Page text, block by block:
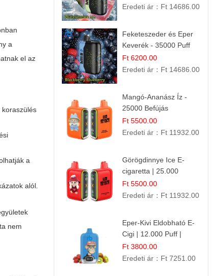
a
el az
koraszülés
a
alól.
nem
Élmény!
Eredeti ár： Ft 14686.00
Feketeszeder és Eper
Keverék - 35000 Puff
Eldobható Vape | Ízletes
Gyümölcsökombináció!
Ft 6200.00
Eredeti ár： Ft 14686.00
Mangó-Ananász Íz -
25000 Befújás
Eldobható E-ciga |
Trópusi Gyümölcs
Ft 5500.00
Eredeti ár： Ft 11932.00
Görögdinnye Ice E-
cigaretta | 25.000
Befújás | Premium E-
Liquid
Ft 5500.00
Eredeti ár： Ft 11932.00
Eper-Kivi Eldobható E-
Cigi | 12.000 Puff |
Édes-Gyümölcs Íz
Ft 3800.00
Eredeti ár： Ft 7251.00